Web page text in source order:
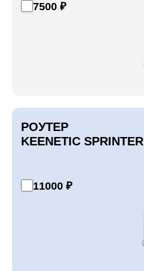
7500 ₽
РОУТЕР
KEENETIC SPRINTER
11000 ₽